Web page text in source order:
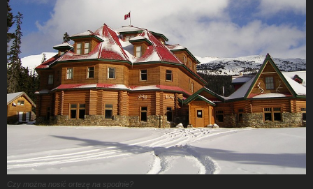
Czy można nosić ortezę na spodnie?